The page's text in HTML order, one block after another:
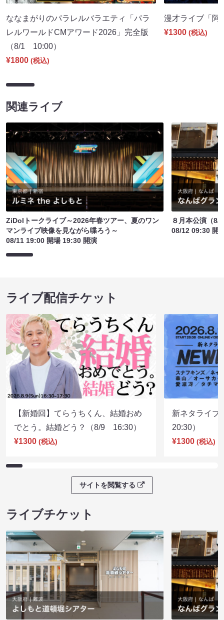
ななまがりのパラレルバラエティ「パラ
レルワールドCMアワード2026」完全版
（8/1 10:00）
¥1800 (税込)
漫才ライブ「
¥1300 (税込)
関連ライブ
ZiDolトークライブ～2026年春ツアー、夏のワン
マンライブ映像を見ながら喋ろう～
08/11 19:00 開場 19:30 開演
８月本公演（8/
08/12 09:30 開
ライブ配信チケット
【新婚回】てらうちくん、結婚おめ
でとう。結婚どう？（8/9 16:30）
¥1300 (税込)
新ネタライ
20:30）
¥1300 (税込)
サイトを閲覧する
ライブチケット